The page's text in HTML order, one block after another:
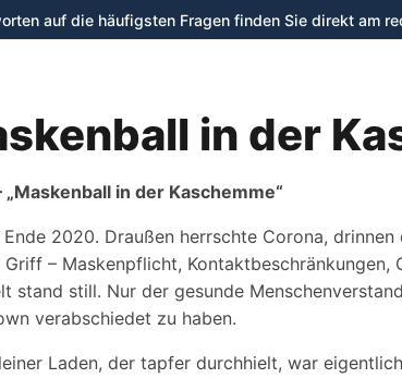
auf die häufigsten Fragen finden Sie direkt am
in der
„Maskenball in der Kaschemme“
Ende 2020. Draußen herrschte Corona,
– Maskenpflicht,
stand still. Nur der gesunde
verabschiedet zu haben.
Laden, der tapfer durchhielt, war